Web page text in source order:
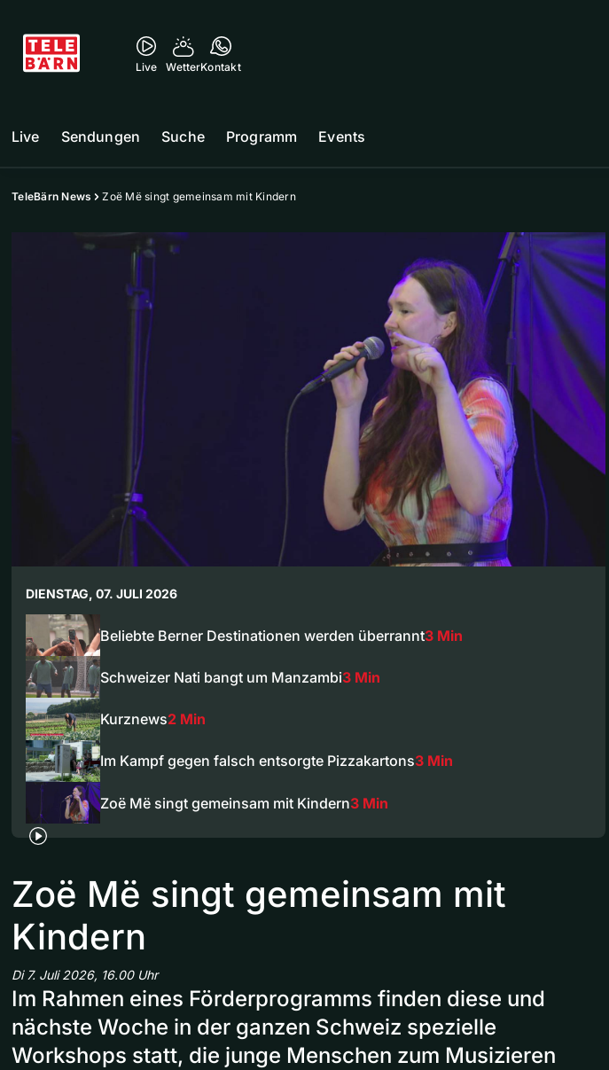
Live WetterKontakt
Live Sendungen Suche Programm Events
TeleBärn News Zoë Më singt gemeinsam mit Kindern
DIENSTAG, 07. JULI 2026
Beliebte Berner Destinationen werden überrannt3 Min
Schweizer Nati bangt um Manzambi3 Min
Kurznews2 Min
Im Kampf gegen falsch entsorgte Pizzakartons3 Min
Zoë Më singt gemeinsam mit Kindern3 Min
Zoë Më singt gemeinsam mit
Kindern
Di 7. Juli 2026, 16.00 Uhr
Im Rahmen eines Förderprogramms finden diese und
nächste Woche in der ganzen Schweiz spezielle
Workshops statt, die junge Menschen zum Musizieren